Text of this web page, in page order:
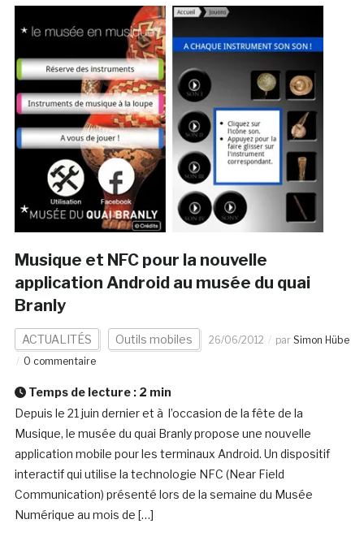
Musique et NFC pour la nouvelle
application Android au musée du quai
Branly
ACTUALITÉS Outils mobiles 26/06/2012 par Simon Hübe
0 commentaire
Temps de lecture : 2 min
Depuis le 21 juin dernier et à l’occasion de la fête de la
Musique, le musée du quai Branly propose une nouvelle
application mobile pour les terminaux Android. Un dispositif
interactif qui utilise la technologie NFC (Near Field
Communication) présenté lors de la semaine du Musée
Numérique au mois de […]